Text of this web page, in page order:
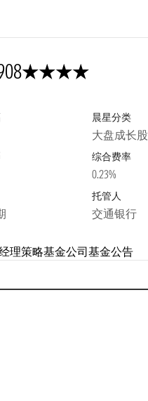
晨星分类
大盘成长
综合费率
0.23%
托管人
交通银行
理策略基金公司基金公告